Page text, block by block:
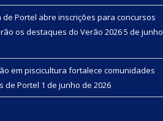
Portel abre inscrições para concursos
os destaques do Verão 20265 de junho
em piscicultura fortalece comunidades
de Portel 1 de junho de 2026